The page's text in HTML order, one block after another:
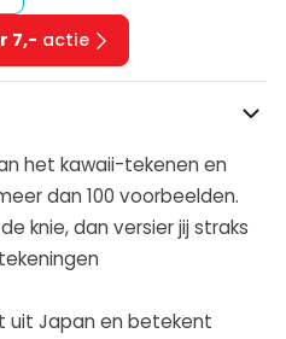
7,- actie
het kawaii-tekenen en
dan 100 voorbeelden.
knie, dan versier jij straks
uit Japan en betekent